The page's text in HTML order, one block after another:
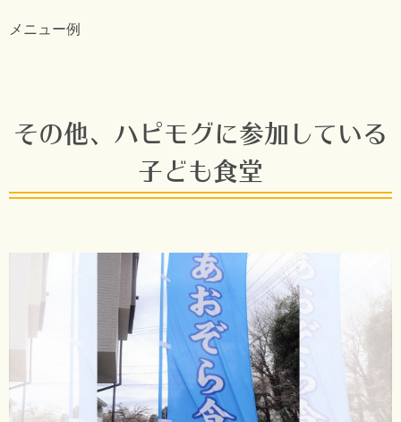
メニュー例
その他、ハピモグに参加している
子ども食堂